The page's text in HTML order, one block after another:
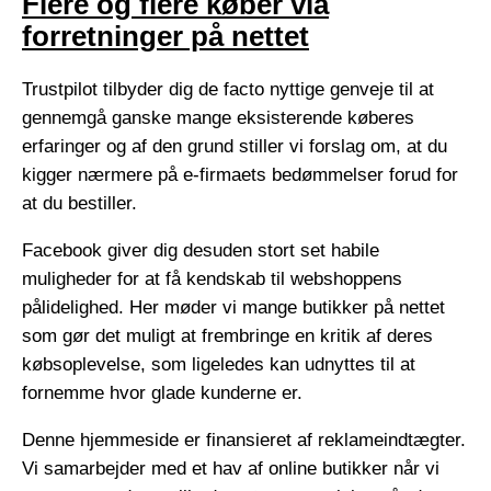
forretninger på nettet
Trustpilot tilbyder dig de facto nyttige genveje til at
gennemgå ganske mange eksisterende køberes
erfaringer og af den grund stiller vi forslag om, at du
kigger nærmere på e-firmaets bedømmelser forud for
at du bestiller.
Facebook giver dig desuden stort set habile
muligheder for at få kendskab til webshoppens
pålidelighed. Her møder vi mange butikker på nettet
som gør det muligt at frembringe en kritik af deres
købsoplevelse, som ligeledes kan udnyttes til at
fornemme hvor glade kunderne er.
Denne hjemmeside er finansieret af reklameindtægter.
Vi samarbejder med et hav af online butikker når vi